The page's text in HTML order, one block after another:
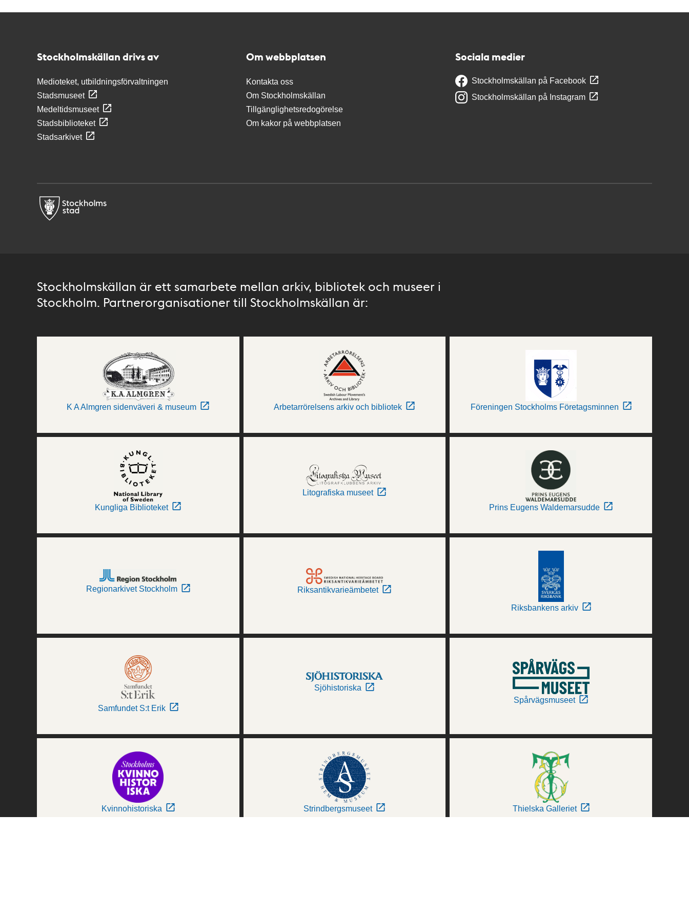
Stockholmskällan drivs av
Medioteket, utbildningsförvaltningen
Stadsmuseet
Medeltidsmuseet
Stadsbiblioteket
Stadsarkivet
Om webbplatsen
Kontakta oss
Om Stockholmskällan
Tillgänglighetsredogörelse
Om kakor på webbplatsen
Sociala medier
Stockholmskällan på Facebook
Stockholmskällan på Instagram
Stockholmskällan är ett samarbete mellan arkiv, bibliotek och museer i
Stockholm. Partnerorganisationer till Stockholmskällan är:
K A Almgren sidenväveri & museum Arbetarrörelsens arkiv och bibliotek Föreningen Stockholms Företagsminnen
Kungliga Biblioteket
Litografiska museet
Prins Eugens Waldemarsudde
Regionarkivet Stockholm Riksantikvarieämbetet
Riksbankens arkiv
Samfundet S:t Erik
Sjöhistoriska
Spårvägsmuseet
Kvinnohistoriska Strindbergsmuseet Thielska Galleriet